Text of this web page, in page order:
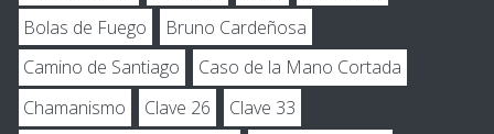
Bolas de Fuego
Bruno Cardeñosa
Camino de Santiago
Caso de la Mano Cortada
Chamanismo
Clave 26
Clave 33